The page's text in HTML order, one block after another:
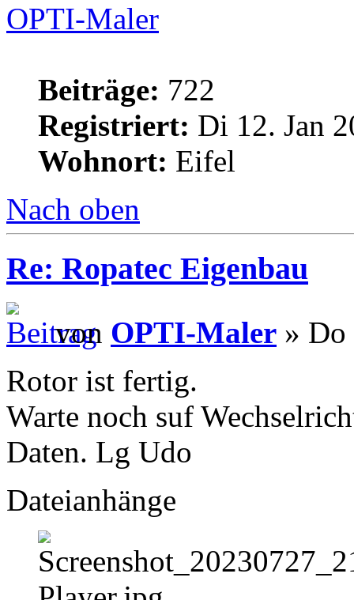
OPTI-Maler
Beiträge: 722
Registriert: Di 12. Jan
Wohnort: Eifel
Nach oben
Re: Ropatec Eigenbau
von OPTI-Maler » Do
Rotor ist fertig.
Warte noch suf
Daten. Lg Udo
Dateianhänge